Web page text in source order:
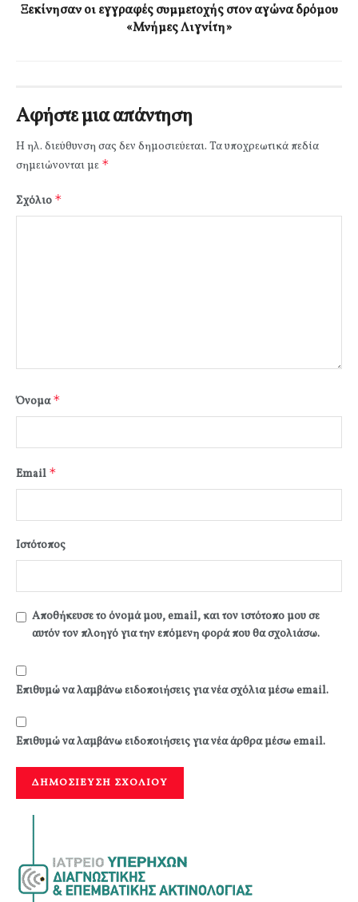
Ξεκίνησαν οι εγγραφές συμμετοχής στον αγώνα δρόμου
«Μνήμες Λιγνίτη»
Αφήστε μια απάντηση
Η ηλ. διεύθυνση σας δεν δημοσιεύεται. Τα υποχρεωτικά πεδία
σημειώνονται με *
Σχόλιο *
Όνομα*
Email *
Ιστότοπος
Αποθήκευσε το όνομά μου, email, και τον ιστότοπο μου σε
αυτόν τον πλοηγό για την επόμενη φορά που θα σχολιάσω.
Επιθυμώ να λαμβάνω ειδοποιήσεις για νέα σχόλια μέσω email.
Επιθυμώ να λαμβάνω ειδοποιήσεις για νέα άρθρα μέσω email.